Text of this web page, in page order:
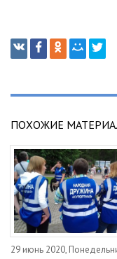
ПОХОЖИЕ
29 июнь 2020,